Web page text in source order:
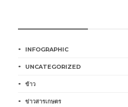
INFOGRAPHIC
UNCATEGORIZED
ข้าว
ข่าวสารเกษตร